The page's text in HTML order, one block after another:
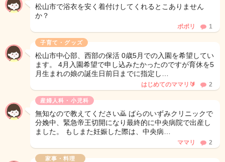
松山市で浴衣を安く着付けしてくれるとこありません
か？
ポポリ 1
子育て・グッズ
松山市中心部、西部の保活 0歳5月での入園を希望してい
ます。 4月入園希望で申し込みたかったのですが育休を5
月生まれの娘の誕生日前日までに指定し…
はじめてのママリ🔰 2
産婦人科・小児科
無知なので教えてください🙇 ばらのいずみクリニックで
分娩中、緊急帝王切開になり最終的に中央病院で出産し
ました。 もしまた妊娠した際は、中央病…
ママリ 2
家事・料理